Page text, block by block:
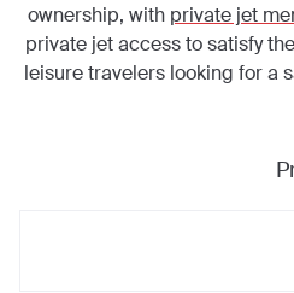
ownership, with private jet
private jet access to satisfy
leisure travelers looking for a